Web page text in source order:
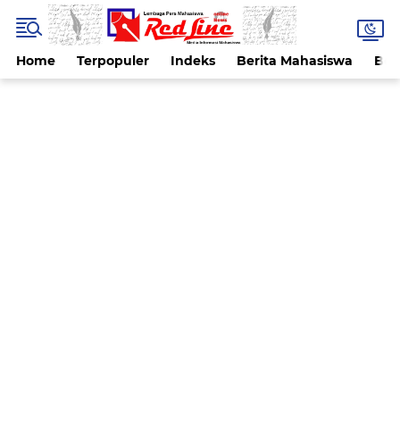
Home Terpopuler Indeks Berita Mahasiswa